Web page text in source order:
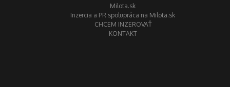
Milota.sk
Inzercia a PR spolupráca na Milota.sk
CHCEM INZEROVAŤ
KONTAKT